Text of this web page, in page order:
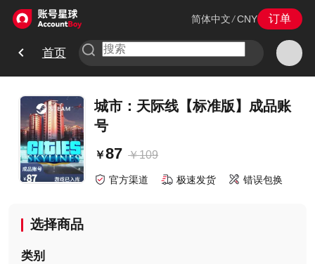
简体中文 /CNY 订单
首页
城市：天际线【标准版】成品账
号
￥87 ￥109
官方渠道 极速发货 错误包换
选择商品
类别